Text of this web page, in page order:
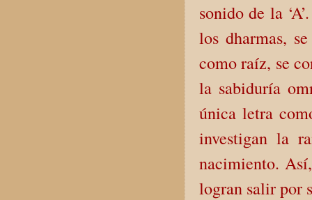
sonido de la
los dharmas,
como raíz, se
la sabiduría
única letra
investigan la
nacimiento.
logran salir por